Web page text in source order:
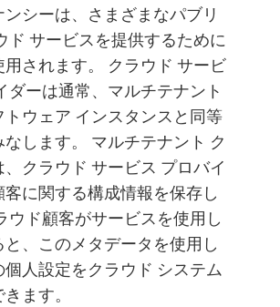
シーは、さまざまなパブリ
ド サービスを提供するために
されます。 クラウド サービ
ダーは通常、マルチテナント
トウェア インスタンスと同等
します。 マルチテナント ク
クラウド サービス プロバイ
客に関する構成情報を保存し
ウド顧客がサービスを使用し
と、このメタデータを使用し
人設定をクラウド システム
ます。